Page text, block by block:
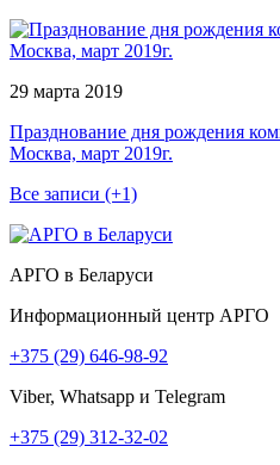
29 марта 2019
Празднование дня рождения
Москва, март 2019г.
Все записи (+1)
АРГО в Беларуси
Информационный центр АРГО
+375 (29) 646-98-92
Viber, Whatsapp и Telegram
+375 (29) 312-32-02